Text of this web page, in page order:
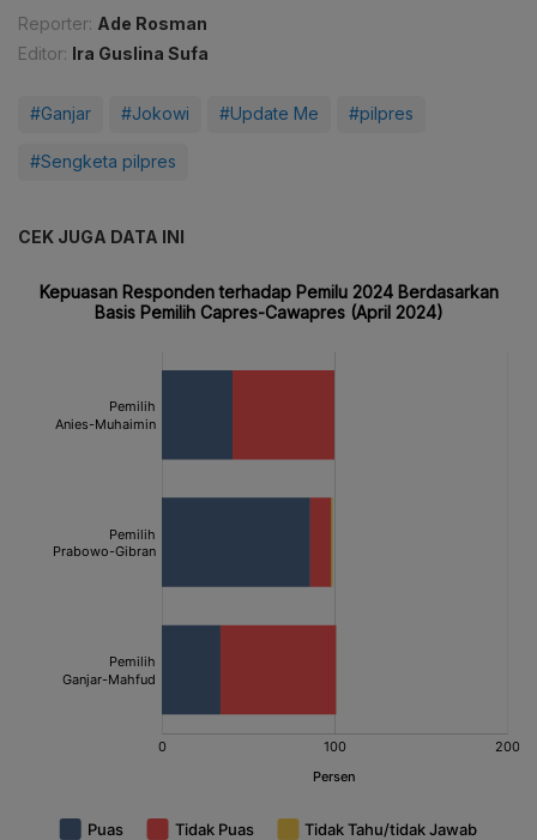
Reporter: Ade Rosman
Editor: Ira Guslina Sufa
#Ganjar #Jokowi #Update Me #pilpres
#Sengketa pilpres
CEK JUGA DATA INI